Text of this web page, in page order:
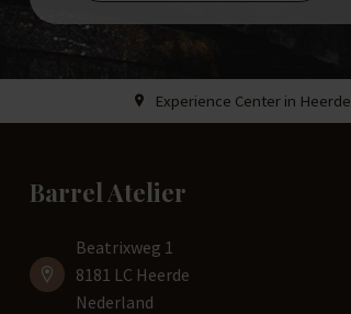
Experience Center in Heerde
Barrel Atelier
Beatrixweg 1
8181 LC Heerde
Nederland